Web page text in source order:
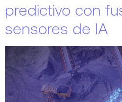
predictivo con
sensores de IA